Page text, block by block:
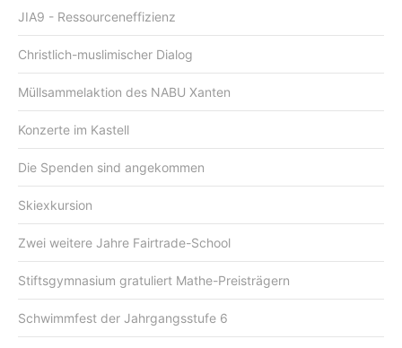
JIA9 - Ressourceneffizienz
Christlich-muslimischer Dialog
Müllsammelaktion des NABU Xanten
Konzerte im Kastell
Die Spenden sind angekommen
Skiexkursion
Zwei weitere Jahre Fairtrade-School
Stiftsgymnasium gratuliert Mathe-Preisträgern
Schwimmfest der Jahrgangsstufe 6